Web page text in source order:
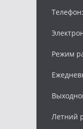
Режим
Летний